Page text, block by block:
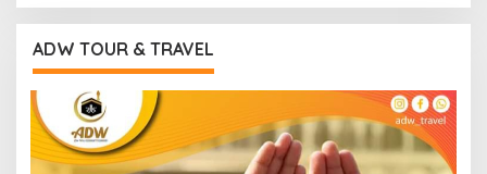
ADW TOUR & TRAVEL